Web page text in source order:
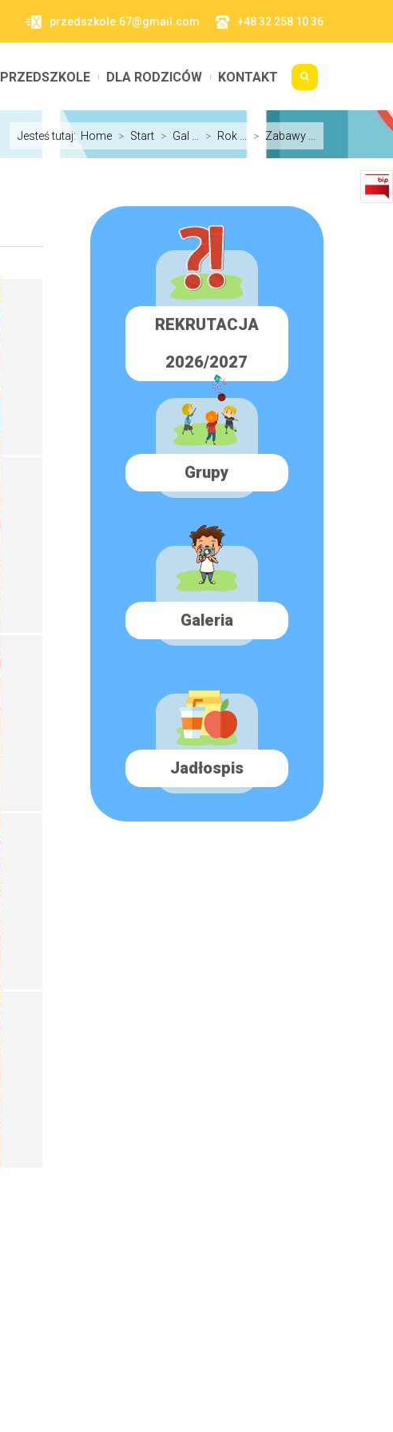
przedszkole.67@gmail.com +48 32 258 10 36
PRZEDSZKOLE DLA RODZICÓW KONTAKT
Jesteś tutaj: Home > Start > Gal ... > Rok ... > Zabawy ...
REKRUTACJA
2026/2027
Grupy
Galeria
Jadłospis